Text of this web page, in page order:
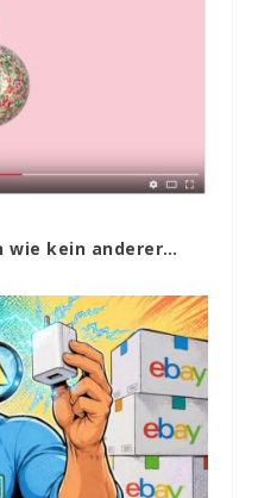
wie kein anderer…